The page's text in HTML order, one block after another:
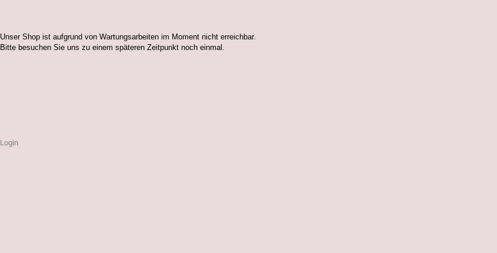
Unser Shop ist aufgrund von Wartungsarbeiten im Moment nicht erreichbar.
Bitte besuchen Sie uns zu einem späteren Zeitpunkt noch einmal.
Login